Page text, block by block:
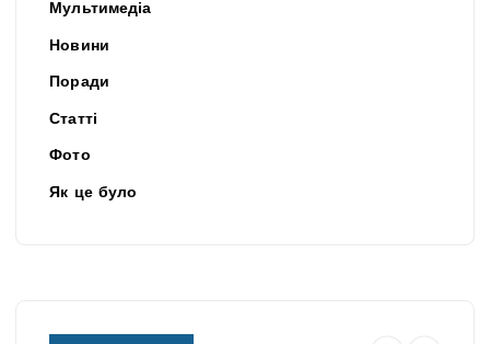
Мультимедіа
Новини
Поради
Статті
Фото
Як це було